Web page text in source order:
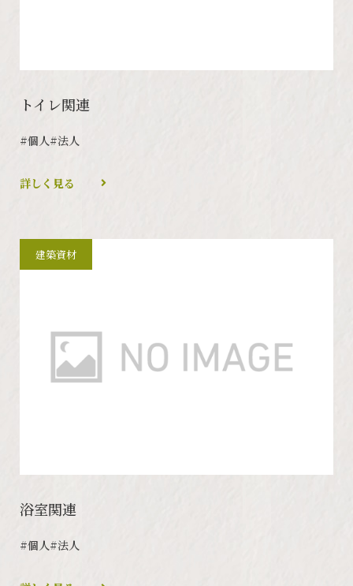
トイレ関連
#個人#法人
詳しく見る
建築資材
浴室関連
#個人#法人